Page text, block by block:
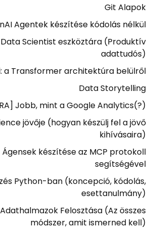
Git Alapok
Agentek készítése kódolás nélkül
Data Scientist eszköztára (Produktív
adattudós)
a Transformer architektúra belülről
Data Storytelling
Jobb, mint a Google Analytics(?)
jövője (hogyan készülj fel a jövő
kihívásaira)
Ágensek készítése az MCP protokoll
segítségével
Python-ban (koncepció, kódolás,
esettanulmány)
Felosztása (Az összes
módszer, amit ismerned kell)